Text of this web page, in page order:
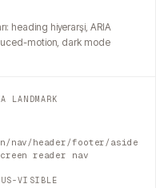
heading hiyerarşi, ARIA
motion, dark mode
LANDMARK
nav/header/footer/aside
reader nav
VISIBLE